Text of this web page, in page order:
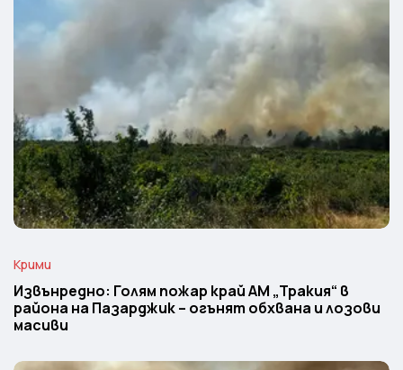
Крими
Извънредно: Голям пожар край АМ „Тракия“ в
района на Пазарджик – огънят обхвана и лозови
масиви